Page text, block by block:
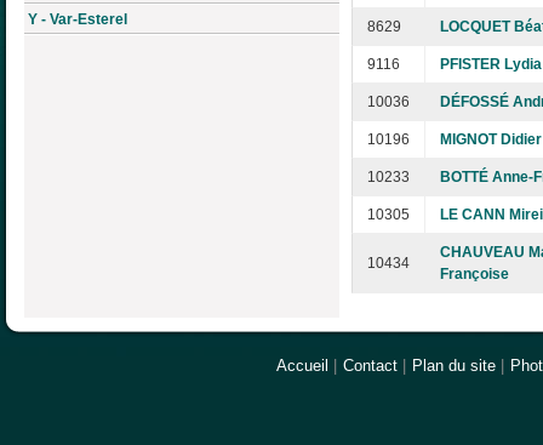
Y - Var-Esterel
8629 LOCQUET
9116 PFISTER Lydia
10036 DÉFOSSÉ
10196 MIGNOT Didier
10233 BOTTÉ Anne-
10305 LE CANN
10434
CHAUVEAU
Françoise
Accueil Contact Plan du site